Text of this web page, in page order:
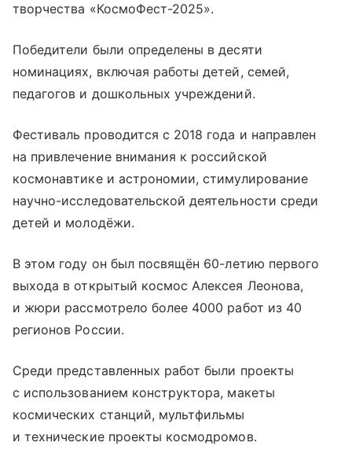
творчества «КосмоФест-2025».
Победители были определены в десяти
номинациях, включая работы детей, семей,
педагогов и дошкольных учреждений.
Фестиваль проводится с 2018 года и направлен
на привлечение внимания к российской
космонавтике и астрономии, стимулирование
научно-исследовательской деятельности среди
детей и молодёжи.
В этом году он был посвящён 60-летию первого
выхода в открытый космос Алексея Леонова,
и жюри рассмотрело более 4000 работ из 40
регионов России.
Среди представленных работ были проекты
с использованием конструктора, макеты
космических станций, мультфильмы
и технические проекты космодромов.